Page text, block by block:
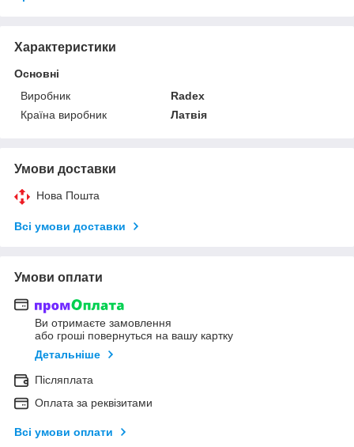
Характеристики
Основні
Виробник
Radex
Країна виробник
Латвія
Умови доставки
Нова Пошта
Всі умови доставки
Умови оплати
Ви отримаєте замовлення
або гроші повернуться на вашу картку
Детальніше
Післяплата
Оплата за реквізитами
Всі умови оплати